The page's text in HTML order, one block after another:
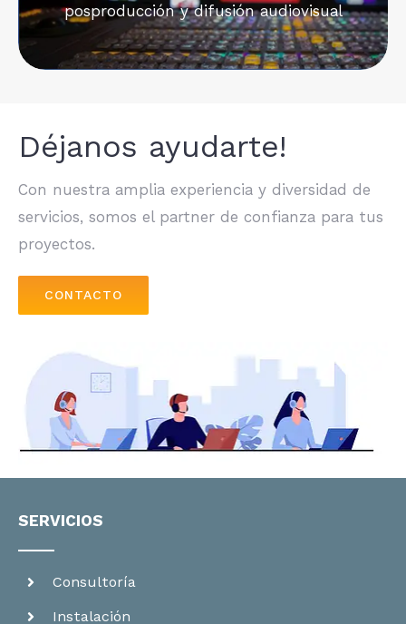
posproducción y difusión audiovisual
Déjanos ayudarte!
Con nuestra amplia experiencia y diversidad de
servicios, somos el partner de confianza para tus
proyectos.
CONTACTO
SERVICIOS
Consultoría
Instalación